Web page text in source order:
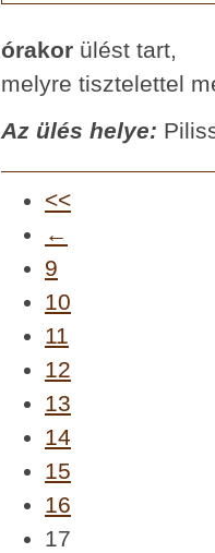
órakor ülést tart,
melyre tisztelettel
Az ülés helye:
<<
←
9
10
11
12
13
14
15
16
17